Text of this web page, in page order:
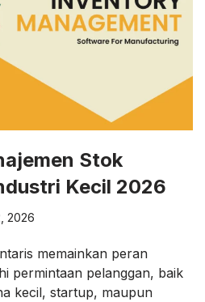
Stok
Kecil 2026
2026
memainkan peran
permintaan pelanggan, baik
kecil, startup, maupun